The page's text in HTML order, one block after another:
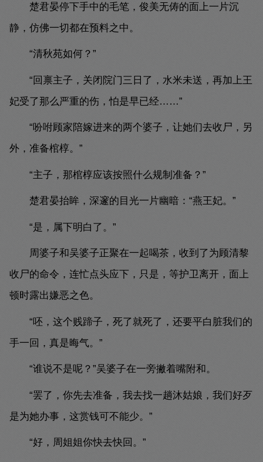
楚君晏停下手中的毛笔，俊美无俦的面上一片沉
静，仿佛一切都在预料之中。
“清秋苑如何？”
“回禀主子，关闭院门三日了，水米未送，再加上王
妃受了那么严重的伤，怕是早已经……”
“吩咐顾家陪嫁进来的两个婆子，让她们去收尸，另
外，准备棺椁。”
“主子，那棺椁应该按照什么规制准备？”
楚君晏抬眸，深邃的目光一片幽暗：“燕王妃。”
“是，属下明白了。”
周婆子和吴婆子正聚在一起喝茶，收到了为顾清黎
收尸的命令，连忙点头应下，只是，等护卫离开，面上
顿时露出嫌恶之色。
“呸，这个贱蹄子，死了就死了，还要平白脏我们的
手一回，真是晦气。”
“谁说不是呢？”吴婆子在一旁撇着嘴附和。
“罢了，你先去准备，我去找一趟沐姑娘，我们好歹
是为她办事，这赏钱可不能少。”
“好，周姐姐你快去快回。”